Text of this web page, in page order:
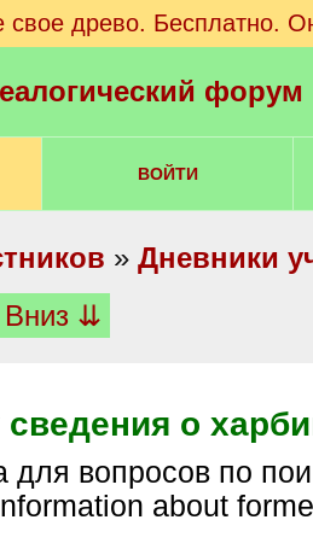
свое древо. Бесплатно.
ВОЙТИ
» Дневники
Вниз ⇊
о
для вопросов по
about